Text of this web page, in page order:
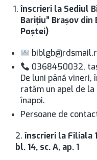
înscrieri la Sediul
Barițiu” Brașov din
Poștei)
0368450032,
De luni până vineri,
ratăm un apel de
înapoi.
Persoane de
2. înscrieri la Filiala
bl. 14, sc. A, ap. 1